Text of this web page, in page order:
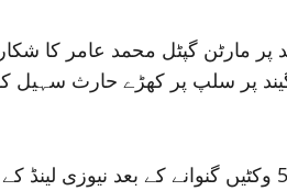
پر سلپ پر کھڑے حارث سہیل کو